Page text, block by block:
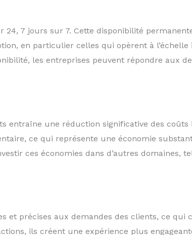
7 jours sur 7. Cette disponibilité
en particulier celles qui opèrent à
les entreprises peuvent répondre aux
entraîne une réduction significative des
ce qui représente une économie
ces économies dans d’autres domaines,
et précises aux demandes des clients, ce
ils créent une expérience plus